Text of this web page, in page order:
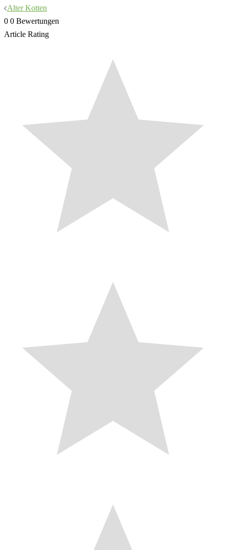
Beitragsnavigation
Alter Kotten
0 0 Bewertungen
Article Rating